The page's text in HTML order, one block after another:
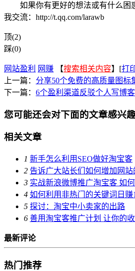
如果你有更好的想法或有什么困
我交流：http://t.qq.com/larawb
顶(2)
踩(0)
网站盈利 网赚 【搜索相关内容】[打
上一篇： 分享50个免费的高质量图标
下一篇： 6个盈利渠道反驳个人写博
您可能还会对下面的文章感兴趣
相关文章
1 新手怎么利用SEO做好淘宝客
2 告诉广大站长们如何增加网站
3 实战新浪微博推广淘宝客 如
4 如何利用非热门的关键词日赚
5 探讨：淘宝中小卖家的出路
6 善用淘宝客推广计划 让你的
最新评论
热门推荐